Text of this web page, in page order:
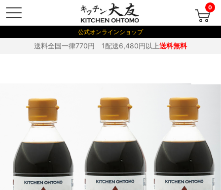
0
公式オンラインショップ
送料全国一律770円 1配送6,480円以上送料無料